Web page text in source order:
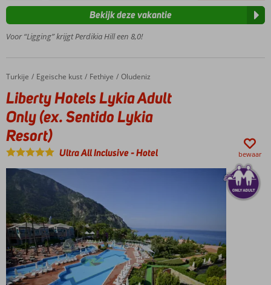
Zwembad
glijbanen
activiteiten
en oud!
Voor “Ligging” krijgt Perdikia Hill een 8,0!
Bekijk deze vakantie
Home
Turkije Egeische kust Fethiye Oludeniz
Liberty Hotels Lykia Adult Only (ex. Sentido Lykia Resort)
Liberty Hotels Lykia Adult
Only (ex. Sentido Lykia
Resort)
Ultra All Inclusive-Hotel bewaar